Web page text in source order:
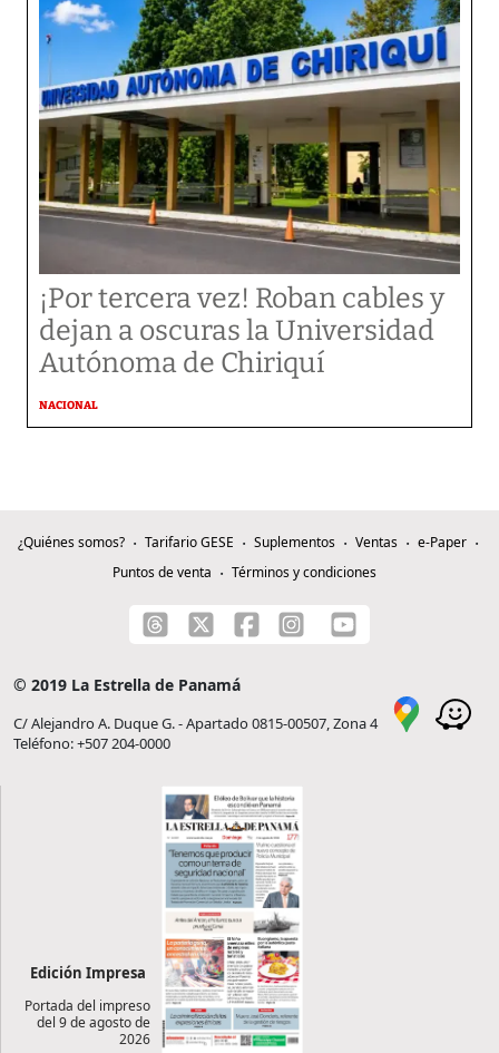
¡Por tercera vez! Roban cables y
dejan a oscuras la Universidad
Autónoma de Chiriquí
NACIONAL
¿Quiénes somos? Tarifario GESE Suplementos Ventas
e-Paper
Puntos de venta
Términos y condiciones
© 2019 La Estrella de Panamá
C/ Alejandro A. Duque G. - Apartado 0815-00507, Zona 4
Teléfono: +507 204-0000
Edición Impresa
Portada del impreso
del 9 de agosto de
2026